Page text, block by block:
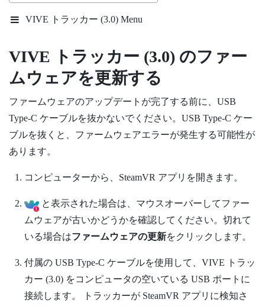
VIVE トラッカー (3.0) Menu
VIVE トラッカー (3.0) のファー
ムウェアを更新する
ファームウェアのアップデートが完了する前に、 USB
Type-C ケーブルを抜かないでください。 USB Type-C ケー
ブルを抜くと、ファームウェアエラーが発生する可能性が
あります。
コンピューターから、 SteamVR アプリを開きます。
と表示された場合は、マウスオーバーしてファー
ムウェアが古いかどうかを確認してください。切れて
いる場合はファームウェアの更新をクリックします。
付属の USB Type-C ケーブルを使用して、 VIVE
トラッ
カー (3.0)をコンピュータの空いている USB ポートに
接続します。
トラッカーが SteamVR アプリに検知さ